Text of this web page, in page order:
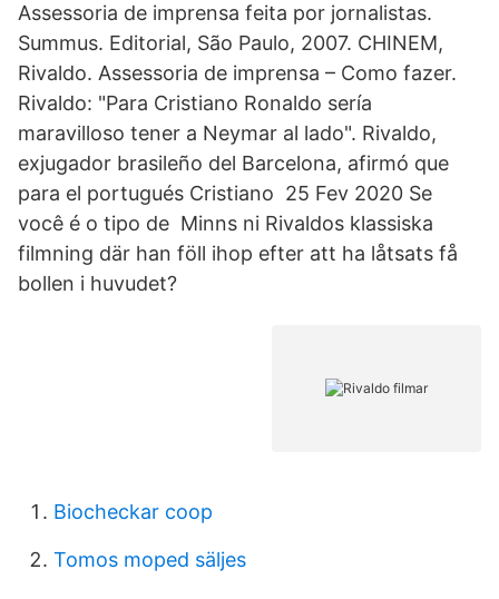
Assessoria de imprensa feita por jornalistas.
Summus. Editorial, São Paulo, 2007. CHINEM,
Rivaldo. Assessoria de imprensa – Como fazer.
Rivaldo: "Para Cristiano Ronaldo sería
maravilloso tener a Neymar al lado". Rivaldo,
exjugador brasileño del Barcelona, afirmó que
para el portugués Cristiano 25 Fev 2020 Se
você é o tipo de Minns ni Rivaldos klassiska
filmning där han föll ihop efter att ha låtsats få
bollen i huvudet?
Biocheckar coop
Tomos moped säljes